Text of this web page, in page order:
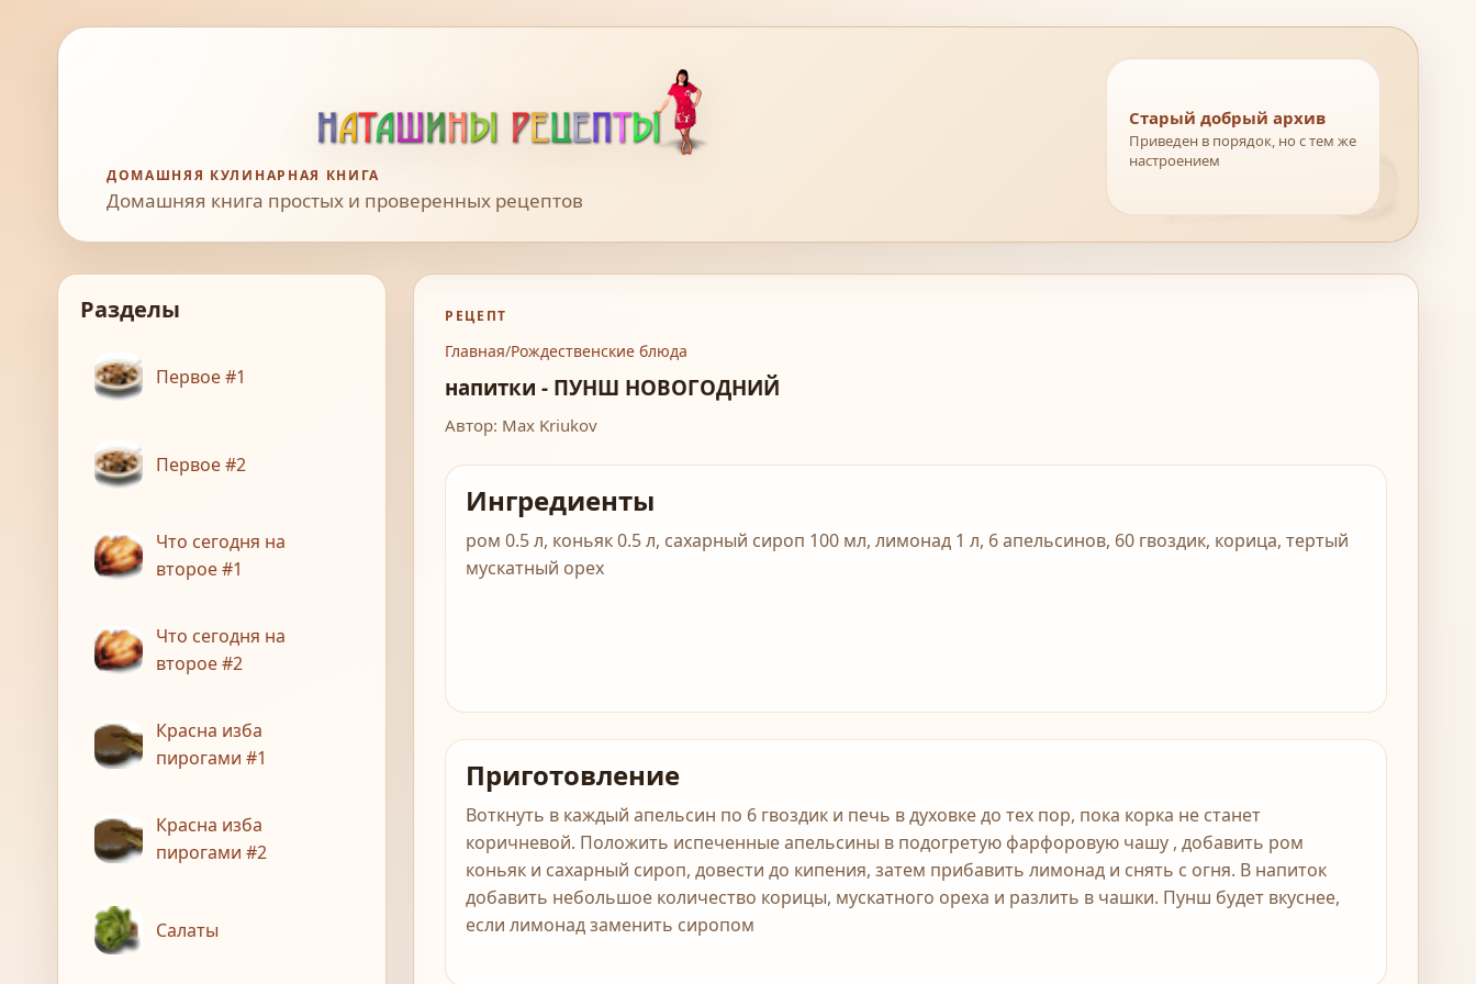
ДОМАШНЯЯ КУЛИНАРНАЯ КНИГА
Домашняя книга простых и проверенных рецептов
Старый добрый архив
Приведен в порядок, но с тем же
настроением
Разделы
Первое #1
Первое #2
Что сегодня на
второе #1
Что сегодня на
второе #2
Красна изба
пирогами #1
Красна изба
пирогами #2
Салаты
РЕЦЕПТ
Главная/Рождественские блюда
напитки - ПУНШ НОВОГОДНИЙ
Автор: Max Kriukov
Ингредиенты
ром 0.5 л, коньяк 0.5 л, сахарный сироп 100 мл, лимонад 1 л, 6 апельсинов, 60 гвоздик, корица, тертый
мускатный орех
Приготовление
Воткнуть в каждый апельсин по 6 гвоздик и печь в духовке до тех пор, пока корка не станет
коричневой. Положить испеченные апельсины в подогретую фарфоровую чашу , добавить ром
коньяк и сахарный сироп, довести до кипения, затем прибавить лимонад и снять с огня. В напиток
добавить небольшое количество корицы, мускатного ореха и разлить в чашки. Пунш будет вкуснее,
если лимонад заменить сиропом